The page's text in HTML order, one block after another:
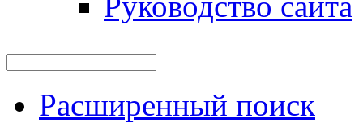
Расширенный поиск